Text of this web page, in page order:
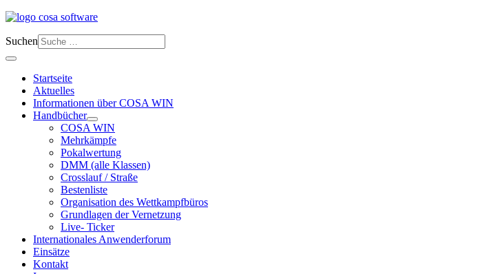
Suchen
Startseite
Aktuelles
Informationen über COSA WIN
Handbücher
COSA WIN
Mehrkämpfe
Pokalwertung
DMM (alle Klassen)
Crosslauf / Straße
Bestenliste
Organisation des Wettkampfbüros
Grundlagen der Vernetzung
Live- Ticker
Internationales Anwenderforum
Einsätze
Kontakt